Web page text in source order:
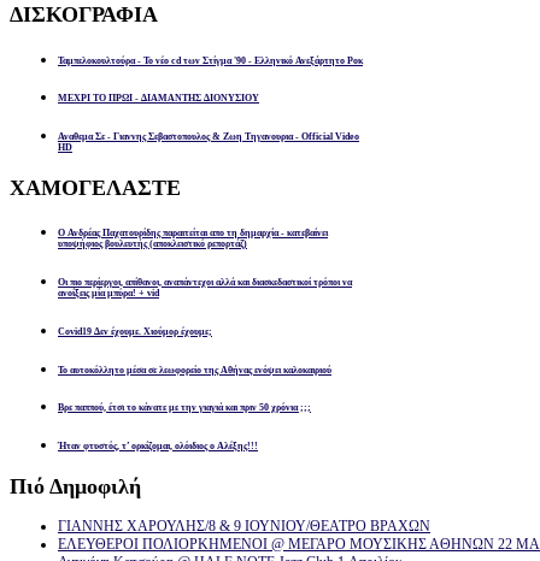
ΔΙΣΚΟΓΡΑΦΙΑ
Ταμπελοκουλτούρα - Το νέο cd των Στίγμα '90 - Ελληνικό Ανεξάρτητο Ροκ
ΜΕΧΡΙ ΤΟ ΠΡΩΙ - ΔΙΑΜΑΝΤΗΣ ΔΙΟΝΥΣΙΟΥ
Αναθεμα Σε - Γιαννης Σεβαστοπουλος & Ζωη Τηγανουρια - Official Video
HD
ΧΑΜΟΓΕΛΑΣΤΕ
Ο Ανδρέας Παχατουρίδης παραιτείται απο τη δημαρχία - κατεβαίνει
υποψήφιος βουλευτής (αποκλειστικό ρεπορτάζ)
Οι πιο περίεργοι, απίθανοι, αναπάντεχοι αλλά και διασκεδαστικοί τρόποι να
ανοίξεις μία μπύρα! + vid
Covid19 Δεν έχουμε. Χιούμορ έχουμε;
Το αυτοκόλλητο μέσα σε λεωφορείο της Αθήνας ενόψει καλοκαιριού
Βρε παππού, έτσι το κάνατε με την γιαγιά και πριν 50 χρόνια ;;;
Ήταν φτυστός, τ’ ορκίζομαι, ολόιδιος ο Αλέξης!!!
Πιό Δημοφιλή
ΓΙΑΝΝΗΣ ΧΑΡΟΥΛΗΣ/8 & 9 ΙΟΥΝΙΟΥ/ΘΕΑΤΡΟ ΒΡΑΧΩΝ
ΕΛΕΥΘΕΡΟΙ ΠΟΛΙΟΡΚΗΜΕΝΟΙ @ ΜΕΓΑΡΟ ΜΟΥΣΙΚΗΣ ΑΘΗΝΩΝ 22